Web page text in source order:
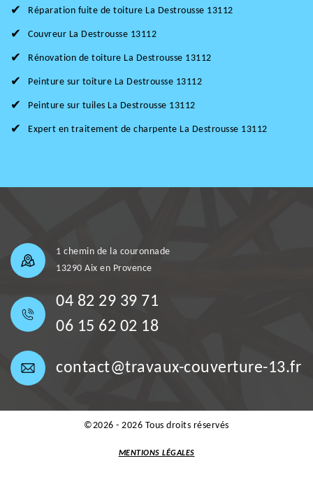
Réparation fuite de toiture La Destrousse 13112
Couvreur La Destrousse 13112
Rénovation de toiture La Destrousse 13112
Peinture sur toiture La Destrousse 13112
Peinture sur tuiles La Destrousse 13112
Expert en traitement de charpente La Destrousse 13112
1 chemin de la couronnade
13290 Aix en Provence
04 82 29 39 71
06 15 62 02 18
contact@travaux-couverture-13.fr
©2026 - 2026 Tous droits réservés
MENTIONS LÉGALES